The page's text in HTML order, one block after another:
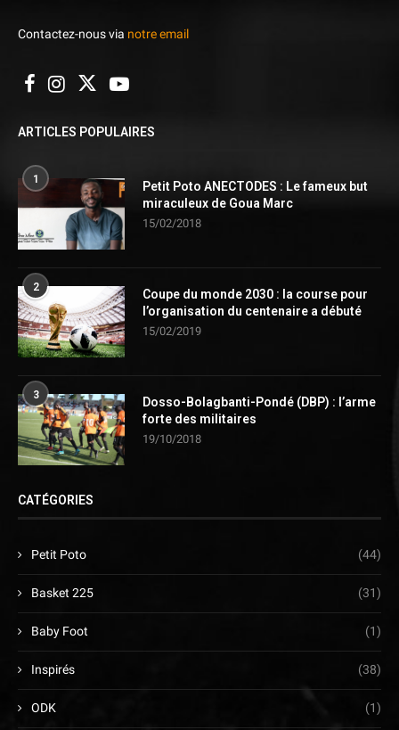
Contactez-nous via notre email
ARTICLES POPULAIRES
1
Petit Poto ANECTODES : Le fameux but
miraculeux de Goua Marc
15/02/2018
2
Coupe du monde 2030 : la course pour
l’organisation du centenaire a débuté
15/02/2019
3
Dosso-Bolagbanti-Pondé (DBP) : l’arme
forte des militaires
19/10/2018
CATÉGORIES
Petit Poto (44)
Basket 225 (31)
Baby Foot (1)
Inspirés (38)
ODK (1)